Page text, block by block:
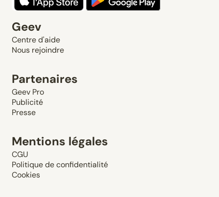
Geev
Centre d'aide
Nous rejoindre
Partenaires
Geev Pro
Publicité
Presse
Mentions légales
CGU
Politique de confidentialité
Cookies